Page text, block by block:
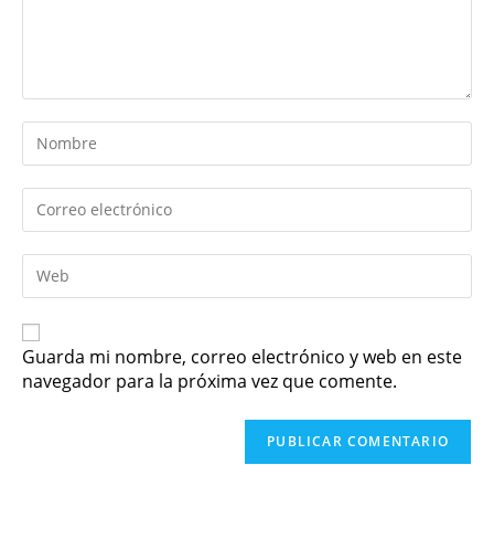
Guarda mi nombre, correo electrónico y web en este
navegador para la próxima vez que comente.